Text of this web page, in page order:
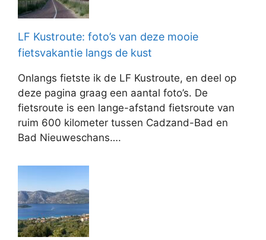
LF Kustroute: foto’s van deze mooie
fietsvakantie langs de kust
Onlangs fietste ik de LF Kustroute, en deel op
deze pagina graag een aantal foto’s. De
fietsroute is een lange-afstand fietsroute van
ruim 600 kilometer tussen Cadzand-Bad en
Bad Nieuweschans….